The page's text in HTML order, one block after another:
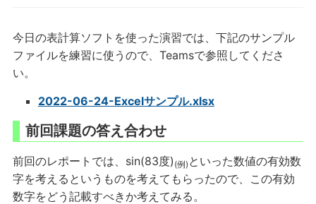
今日の表計算ソフトを使った演習では、下記のサンプル
ファイルを練習に使うので、Teamsで参照してくださ
い。
2022-06-24-Excelサンプル.xlsx
前回課題の答え合わせ
前回のレポートでは、sin(83度) (例) といった数値の有効数
字を考えるというものを考えてもらったので、この有効
数字をどう記載すべきか考えてみる。